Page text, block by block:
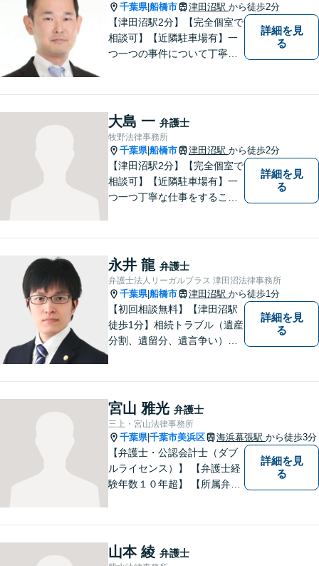
千葉県|船橋市 津田沼駅 から徒歩2分
【津田沼駅2分】【完全個室で
相談可】【近隣駐車場有】一
つ一つの事件について丁寧に
市の牧野法律事務所へお気軽
にご相談下さい。
詳細を見
る
大島 一 弁護士
牧野法律事務所
千葉県|船橋市 津田沼駅 から徒歩2分
【津田沼駅2分】【完全個室で
相談可】【近隣駐車場有】一
つ一つ丁寧な仕事をすること
葉県船橋市の牧野法律事務所
へお気軽にご相談下さい。
詳細を見
る
永井 龍 弁護士
弁護士法人リーガルプラス 津田沼法律事務所
千葉県|船橋市 津田沼駅 から徒歩1分
【初回相談無料】【津田沼駅
徒歩1分】相続トラブル（遺産
分割、遺留分、遺言争い）、
詳細を見
る
宮山 雅光 弁護士
三上・宮山法律事務所
千葉県|千葉市美浜区 海浜幕張駅 から徒歩3分
【弁護士・公認会計士（ダブ
ルライセンス）】 【弁護士経
験年数１０年超】 【所属弁護
詳細を見
る
山本 綾 弁護士